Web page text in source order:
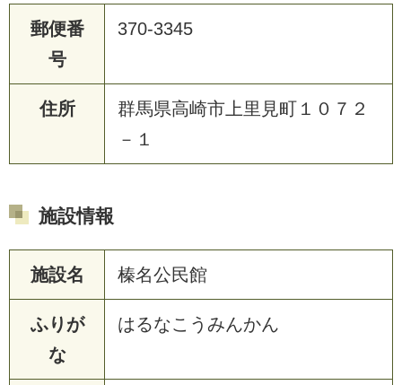
郵便番
号
370-3345
住所
群馬県高崎市上里見町１０７２
－１
施設情報
施設名 榛名公民館
ふりが
な
はるなこうみんかん